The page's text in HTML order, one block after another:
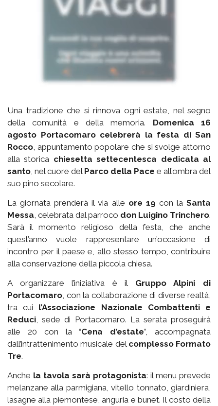
Una tradizione che si rinnova ogni estate, nel segno
della comunità e della memoria. Domenica 16
agosto Portacomaro celebrerà la festa di San
Rocco , appuntamento popolare che si svolge attorno
alla storica chiesetta settecentesca dedicata al
santo , nel cuore del Parco della Pace e all’ombra del
suo pino secolare.
La giornata prenderà il via alle ore 19 con laSanta
Messa , celebrata dal parroco don Luigino Trinchero.
Sarà il momento religioso della festa, che anche
quest’anno vuole rappresentare un’occasione di
incontro per il paese e, allo stesso tempo, contribuire
alla conservazione della piccola chiesa.
A organizzare l’iniziativa è il Gruppo Alpini di
Portacomaro , con la collaborazione di diverse realtà,
tra cui l’Associazione Nazionale Combattenti e
Reduci , sede di Portacomaro. La serata proseguirà
alle 20 con la “Cena d’estate”, accompagnata
dall’intrattenimento musicale del complesso Formato
Tre.
Anche la tavola sarà protagonista: il menu prevede
melanzane alla parmigiana, vitello tonnato, giardiniera,
lasagne alla piemontese, anguria e bunet. Il costo della